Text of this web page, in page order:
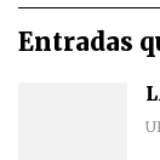
Entradas